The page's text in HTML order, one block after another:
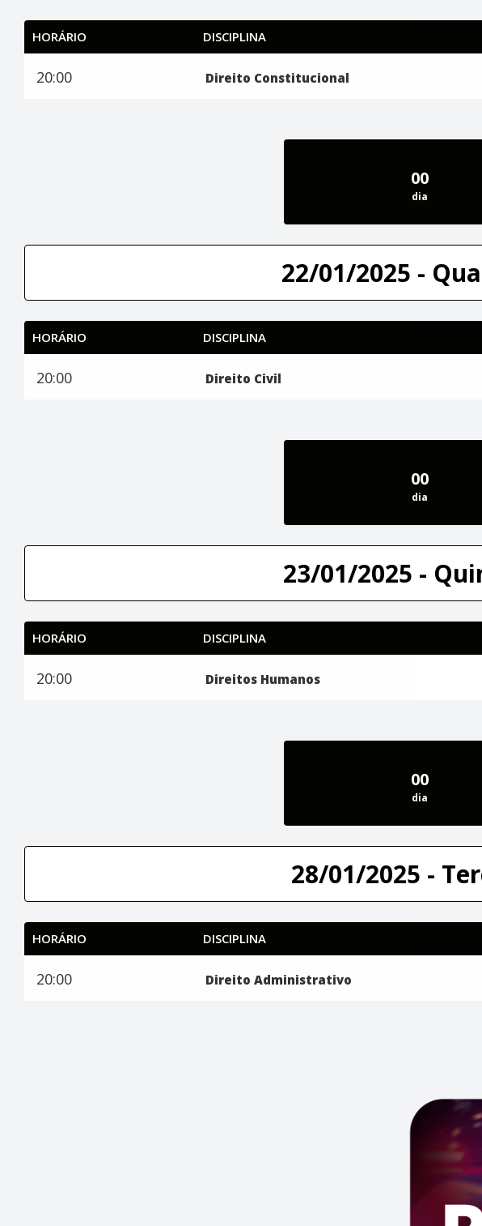
HORÁRIO DISCIPLINA
20:00 Direito Constitucional
00
dia
22/01/2025 -
HORÁRIO DISCIPLINA
20:00 Direito Civil
00
dia
23/01/2025 -
HORÁRIO DISCIPLINA
20:00 Direitos Humanos
00
dia
28/01/2025 -
HORÁRIO DISCIPLINA
20:00 Direito Administrativo